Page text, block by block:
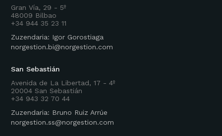
Gran Vía, 29 - 5º
48009 Bilbao
+34 944 35 23 11
Zuzendaria: Igor Gorostiaga
norgestion.bi@norgestion.com
San Sebastián
Avenida de La Libertad, 17 - 4º
20004 San Sebastián
+34 943 32 70 44
Zuzendaria: Bruno Ruiz Arrúe
norgestion.ss@norgestion.com